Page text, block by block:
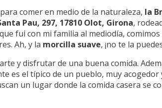
comer en medio de la naturaleza, la
Pau, 297, 17810 Olot, Girona,
fui con mi familia al mediodía,
Ah, y la morcilla suave, ¡no te la
y disfrutar de una buena comida.
es el típico de un pueblo, muy
un lugar donde la comida casera se